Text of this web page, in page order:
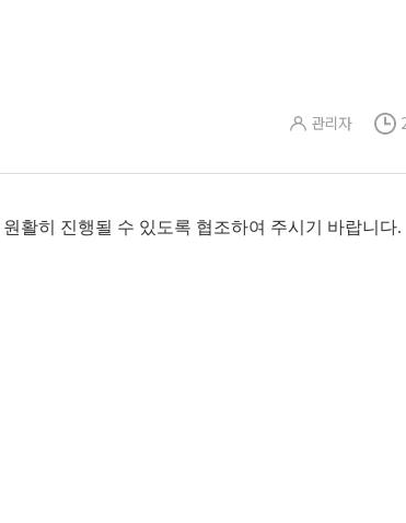
관리자
원활히 진행될 수 있도록 협조하여 주시기 바랍니다.